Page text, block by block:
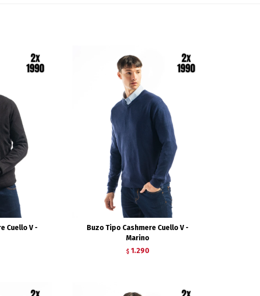
Cuello V -
Buzo Tipo Cashmere Cuello V -
Marino
$ 1.290